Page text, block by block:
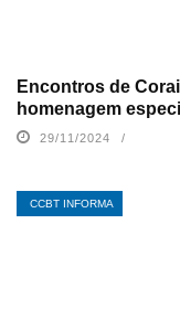
Encontros de
homenagem
29/11/2024
CCBT INFORMA